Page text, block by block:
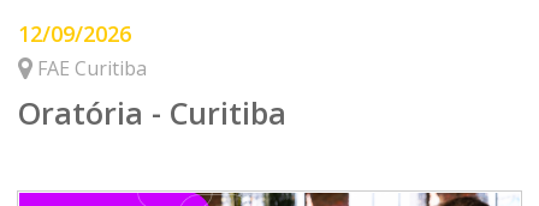
12/09/2026
FAE Curitiba
Oratória - Curitiba